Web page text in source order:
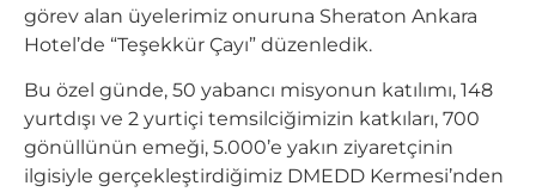
görev alan üyelerimiz onuruna Sheraton Ankara
Hotel’de “Teşekkür Çayı” düzenledik.
Bu özel günde, 50 yabancı misyonun katılımı, 148
yurtdışı ve 2 yurtiçi temsilciğimizin katkıları, 700
gönüllünün emeği, 5.000’e yakın ziyaretçinin
ilgisiyle gerçekleştirdiğimiz DMEDD Kermesi’nden